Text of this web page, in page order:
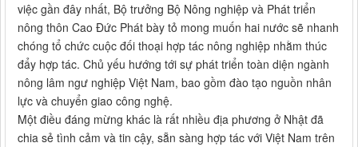
việc gần đây nhất, Bộ trưởng Bộ Nông nghiệp và Phát triển
nông thôn Cao Đức Phát bày tỏ mong muốn hai nước sẽ nhanh
chóng tổ chức cuộc đối thoại hợp tác nông nghiệp nhằm thúc
đẩy hợp tác. Chủ yếu hướng tới sự phát triển toàn diện ngành
nông lâm ngư nghiệp Việt Nam, bao gồm đào tạo nguồn nhân
lực và chuyển giao công nghệ.
Một điều đáng mừng khác là rất nhiều địa phương ở Nhật đã
chia sẻ tình cảm và tin cậy, sẵn sàng hợp tác với Việt Nam trên